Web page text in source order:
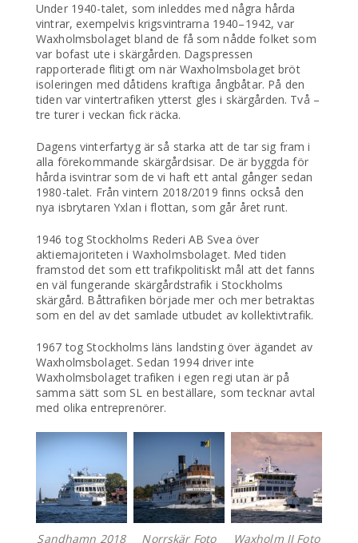
Under 1940-talet, som inleddes med några hårda
vintrar, exempelvis krigsvintrarna 1940–1942, var
Waxholmsbolaget bland de få som nådde folket som
var bofast ute i skärgården. Dagspressen
rapporterade flitigt om när Waxholmsbolaget bröt
isoleringen med dåtidens kraftiga ångbåtar. På den
tiden var vintertrafiken ytterst gles i skärgården. Två –
tre turer i veckan fick räcka.
Dagens vinterfartyg är så starka att de tar sig fram i
alla förekommande skärgårdsisar. De är byggda för
hårda isvintrar som de vi haft ett antal gånger sedan
1980-talet. Från vintern 2018/2019 finns också den
nya isbrytaren Yxlan i flottan, som går året runt.
1946 tog Stockholms Rederi AB Svea över
aktiemajoriteten i Waxholmsbolaget. Med tiden
framstod det som ett trafikpolitiskt mål att det fanns
en väl fungerande skärgårdstrafik i Stockholms
skärgård. Båttrafiken började mer och mer betraktas
som en del av det samlade utbudet av kollektivtrafik.
1967 tog Stockholms läns landsting över ägandet av
Waxholmsbolaget. Sedan 1994 driver inte
Waxholmsbolaget trafiken i egen regi utan är på
samma sätt som SL en beställare, som tecknar avtal
med olika entreprenörer.
Sandhamn 2018 Norrskär Foto Waxholm II Foto